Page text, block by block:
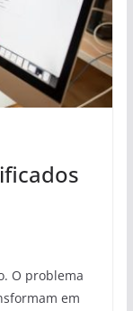
O problema
em